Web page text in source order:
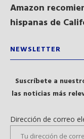
Amazon
hispanas de
NEWSLETTER
Suscríbete a
las noticias más
Dirección de correo